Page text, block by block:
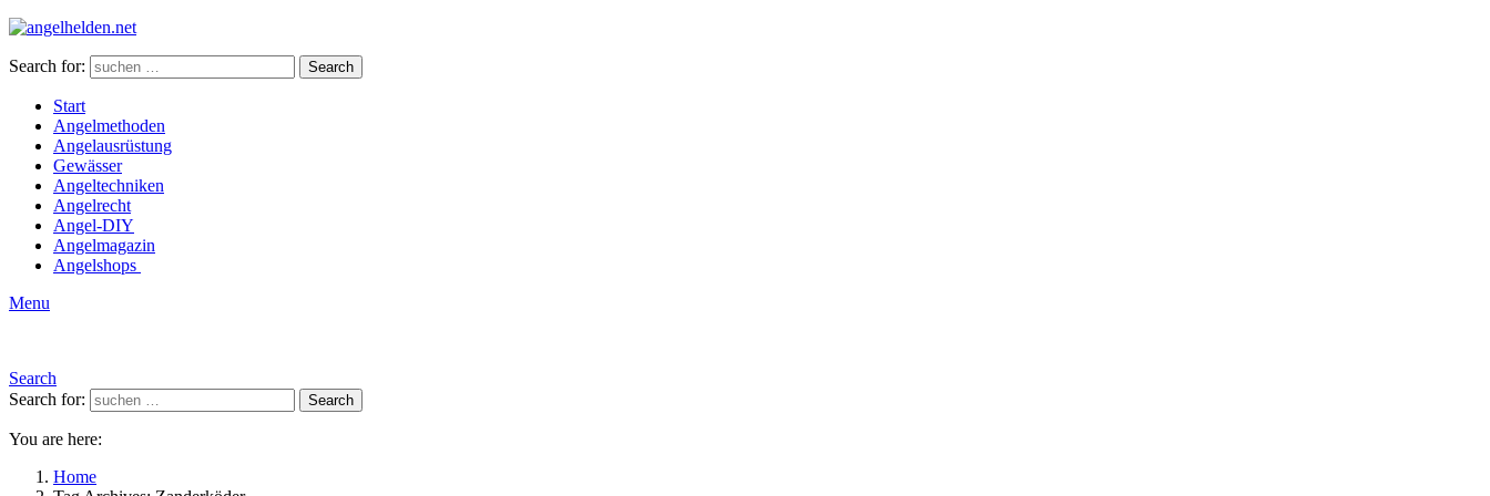
Search for: Search
Start
Angelmethoden
Angelausrüstung
Gewässer
Angeltechniken
Angelrecht
Angel-DIY
Angelmagazin
Angelshops
Menu
Search
Search for:
Search
You are here:
Home